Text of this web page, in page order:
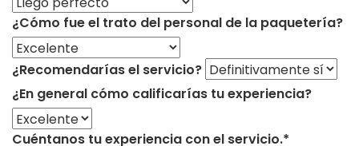
¿Cómo fue el trato del personal de la paquetería?
¿Recomendarías el servicio?
¿En general cómo calificarías tu experiencia?
Cuéntanos tu experiencia con el servicio.*